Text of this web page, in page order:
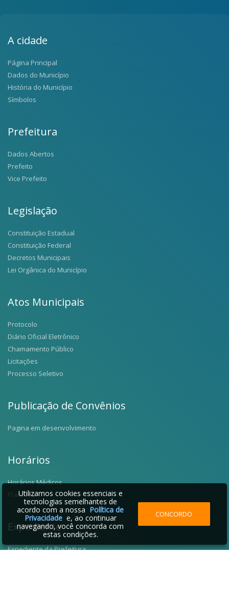
A cidade
Página Principal
Dados do Município
História do Município
Símbolos
Prefeitura
Dados Abertos
Prefeito
Vice Prefeito
Legislação
Constituição Estadual
Constituição Federal
Decretos Municipais
Lei Orgânica do Município
Atos Municipais
Protocolo
Diário Oficial Eletrônico
Chamamento Público
Licitações
Processo Seletivo
Publicação de Convênios
Pagina em desenvolvimento
Horários
Horários Médicos
Plantões
Expediente
Expediente da Prefeitura
Utilizamos cookies essenciais e
tecnologias semelhantes de
acordo com a nossa Política de
Privacidadee, ao continuar
navegando, você concorda com
estas condições.
CONCORDO